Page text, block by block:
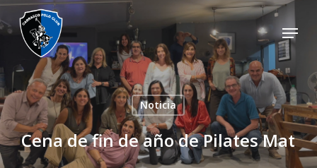
Skip
to
content
Menu
Noticia
Cena de fin de año de Pilates Mat